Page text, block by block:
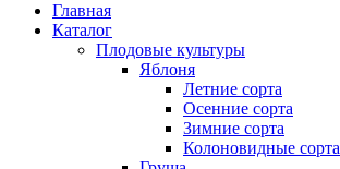
Главная
Каталог
Плодовые культуры
Яблоня
Летние сорта
Осенние сорта
Зимние сорта
Колоновидные сорта